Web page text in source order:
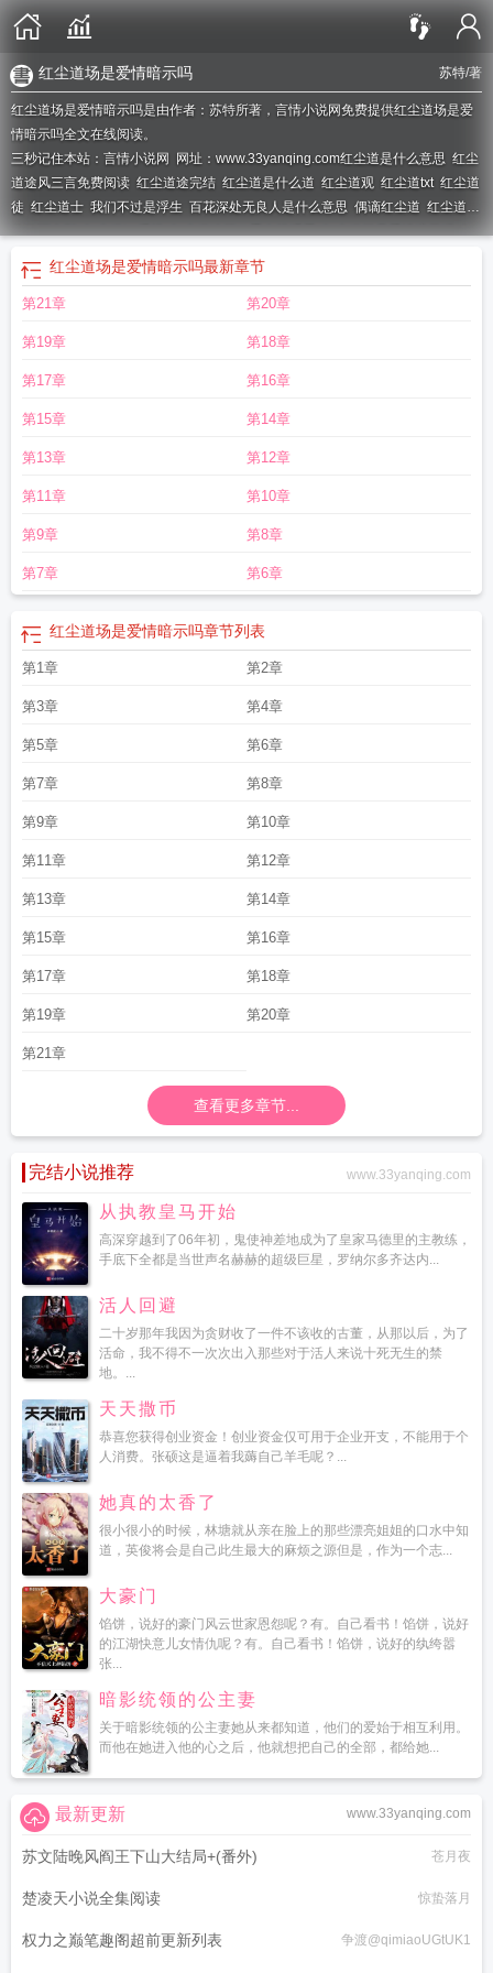
苏特/著
红尘道场是爱情暗示吗
红尘道场是爱情暗示吗是由作者：苏特所著，言情小说网免费提供红尘道场是爱
情暗示吗全文在线阅读。
三秒记住本站：言情小说网 网址：www.33yanqing.com红尘道是什么意思 红尘
道途风三言免费阅读 红尘道途完结 红尘道是什么道 红尘道观 红尘道txt 红尘道
徒 红尘道士 我们不过是浮生 百花深处无良人是什么意思 偶谪红尘道 红尘道场
的歌词全部红尘道by夭桃红尘道途第二季在线观看红尘道场是爱情暗示吗红
尘道上雨纷纷 红尘道术免费阅读 红尘道场歌曲表达什么情感
纷 红尘道讲的是什么
免费观看
红尘道途全集在线观看
原唱完整版
红尘道上雨纷纷是什么歌曲的歌词
外红尘道讲的什么 红尘道场最经典十句话红尘道侣合欢宗宗主余秋水是谁
场歌曲红尘道门 红尘道途第二季免费观看红尘道场歌词
读红尘道心什么意思 红尘道苏特讲了什么 红尘道设定
费红尘道by 红尘道祖是谁
祖 红尘道途完整版 红尘道侣 红尘道途TXT
心红尘道仙 背着书包去上学 红尘道by苏特在线阅读
拉雅红尘道师录全文免费阅读红尘道场最霸气十句话红尘道场 世味菩提红尘
场什么意思
红尘道途TXT精校版 红尘道上雨纷纷百花深处无良人什么意思
道场原唱
红尘道苏特红尘道算1-40集免费观看
道法红尘道师 红尘道和苍生道的区别
么红尘道场对下一句 红尘道上雨纷纷 百花深处无良人
意思红尘道by苏特讲的什么 红尘道by苏特剧透
红尘道场是爱情暗示吗最新章节
第21章 第20章
第19章 第18章
第17章 第16章
第15章 第14章
第13章 第12章
第11章 第10章
第9章 第8章
第7章 第6章
红尘道场是爱情暗示吗章节列表
第1章 第2章
第3章 第4章
第5章 第6章
第7章 第8章
第9章 第10章
第11章 第12章
第13章 第14章
第15章 第16章
第17章 第18章
第19章 第20章
第21章
查看更多章节...
完结小说推荐 www.33yanqing.com
从执教皇马开始
高深穿越到了06年初，鬼使神差地成为了皇家马德里的主教练，
手底下全都是当世声名赫赫的超级巨星，罗纳尔多齐达内...
活人回避
二十岁那年我因为贪财收了一件不该收的古董，从那以后，为了
活命，我不得不一次次出入那些对于活人来说十死无生的禁
地。...
天天撒币
恭喜您获得创业资金！创业资金仅可用于企业开支，不能用于个
人消费。张硕这是逼着我薅自己羊毛呢？...
她真的太香了
很小很小的时候，林塘就从亲在脸上的那些漂亮姐姐的口水中知
道，英俊将会是自己此生最大的麻烦之源但是，作为一个志...
大豪门
馅饼，说好的豪门风云世家恩怨呢？有。自己看书！馅饼，说好
的江湖快意儿女情仇呢？有。自己看书！馅饼，说好的纨绔嚣
张...
暗影统领的公主妻
关于暗影统领的公主妻她从来都知道，他们的爱始于相互利用。
而他在她进入他的心之后，他就想把自己的全部，都给她...
www.33yanqing.com
最新更新
苏文陆晚风阎王下山大结局+(番外) 苍月夜
楚凌天小说全集阅读 惊蛰落月
权力之巅笔趣阁超前更新列表 争渡@qimiaoUGtUK1